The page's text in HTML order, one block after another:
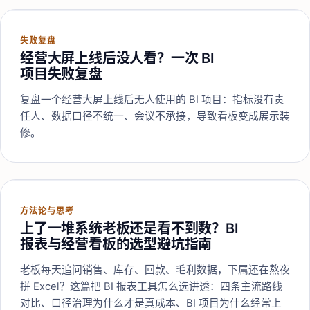
失败复盘
经营大屏上线后没人看？一次 BI
项目失败复盘
复盘一个经营大屏上线后无人使用的 BI 项目：指标没有责
任人、数据口径不统一、会议不承接，导致看板变成展示装
修。
方法论与思考
上了一堆系统老板还是看不到数？BI
报表与经营看板的选型避坑指南
老板每天追问销售、库存、回款、毛利数据，下属还在熬夜
拼 Excel？这篇把 BI 报表工具怎么选讲透：四条主流路线
对比、口径治理为什么才是真成本、BI 项目为什么经常上